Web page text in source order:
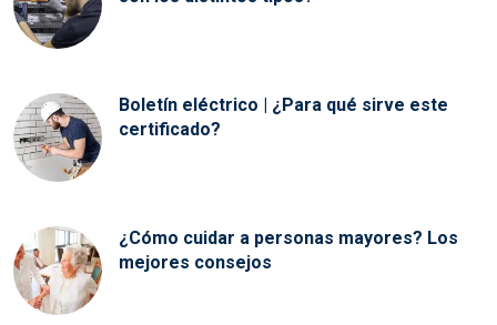
Boletín eléctrico | ¿Para qué sirve este
certificado?
¿Cómo cuidar a personas mayores? Los
mejores consejos